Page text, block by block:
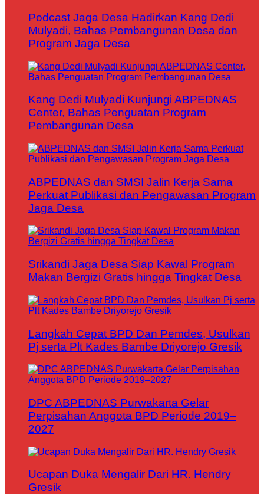
Podcast Jaga Desa Hadirkan Kang Dedi
Mulyadi, Bahas Pembangunan Desa dan
Program Jaga Desa
Kang Dedi Mulyadi Kunjungi ABPEDNAS
Center, Bahas Penguatan Program
Pembangunan Desa
ABPEDNAS dan SMSI Jalin Kerja Sama
Perkuat Publikasi dan Pengawasan Program
Jaga Desa
Srikandi Jaga Desa Siap Kawal Program
Makan Bergizi Gratis hingga Tingkat Desa
Langkah Cepat BPD Dan Pemdes, Usulkan
Pj serta Plt Kades Bambe Driyorejo Gresik
DPC ABPEDNAS Purwakarta Gelar
Perpisahan Anggota BPD Periode 2019–
2027
Ucapan Duka Mengalir Dari HR. Hendry
Gresik